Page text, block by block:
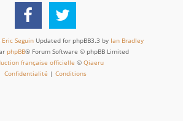
Eric Seguin Updated for phpBB3.3 by Ian Bradley
phpBB® Forum Software © phpBB Limited
française officielle © Qiaeru
Confidentialité | Conditions